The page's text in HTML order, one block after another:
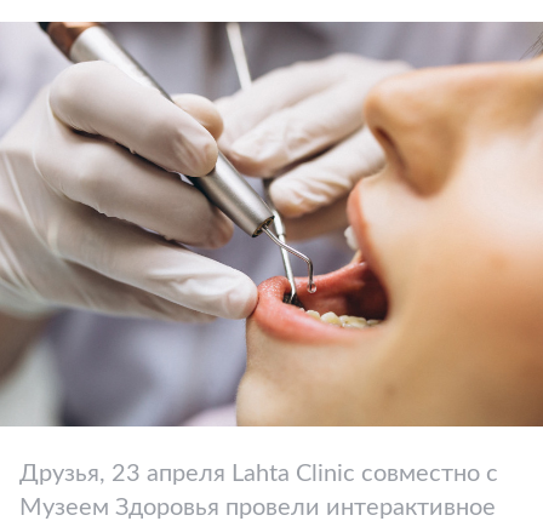
Друзья, 23 апреля Lahta Clinic совместно с
Музеем Здоровья провели интерактивное